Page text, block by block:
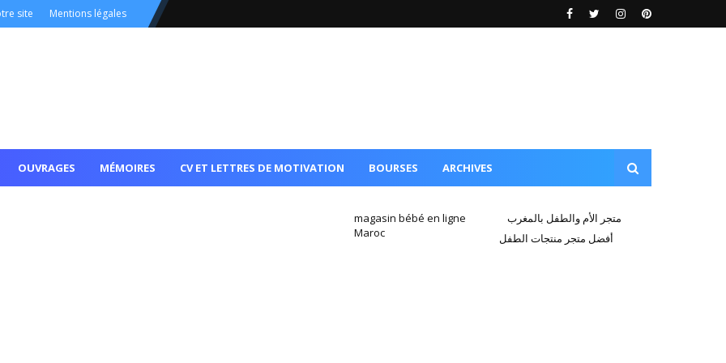
site Mentions légales
OUVRAGES MÉMOIRES CV ET LETTRES DE MOTIVATION BOURSES ARCHIVES
magasin bébé en ligne
Maroc
متجر الأم والطفل بالمغرب
أفضل متجر منتجات الطفل